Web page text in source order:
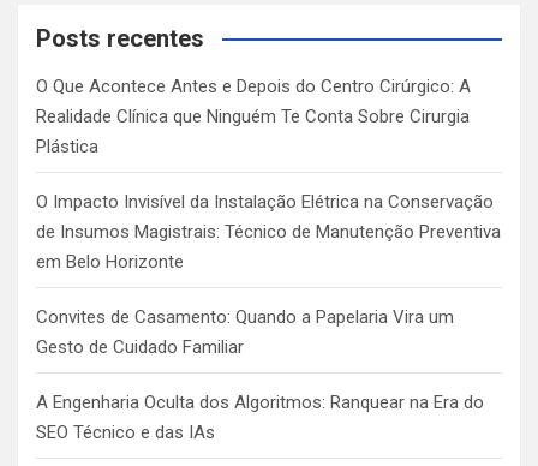
c
Posts recentes
O Que Acontece Antes e Depois do Centro Cirúrgico: A
Realidade Clínica que Ninguém Te Conta Sobre Cirurgia
Plástica
O Impacto Invisível da Instalação Elétrica na Conservação
de Insumos Magistrais: Técnico de Manutenção Preventiva
em Belo Horizonte
Convites de Casamento: Quando a Papelaria Vira um
Gesto de Cuidado Familiar
A Engenharia Oculta dos Algoritmos: Ranquear na Era do
SEO Técnico e das IAs